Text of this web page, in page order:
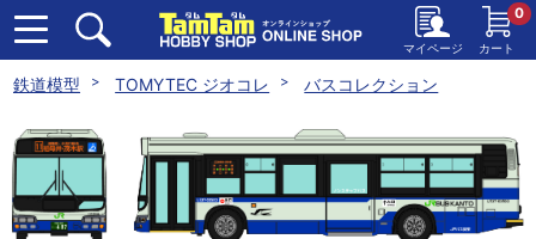
マイページ カート
0
鉄道模型 TOMYTEC ジオコレ バスコレクション